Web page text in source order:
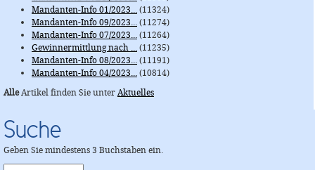
Mandanten-Info 01/2023...(11324)
Mandanten-Info 09/2023...(11274)
Mandanten-Info 07/2023...(11264)
Gewinnermittlung nach ...(11235)
Mandanten-Info 08/2023...(11191)
Mandanten-Info 04/2023...(10814)
AlleArtikel finden Sie unterAktuelles
Suche
Geben Sie mindestens 3 Buchstaben ein.